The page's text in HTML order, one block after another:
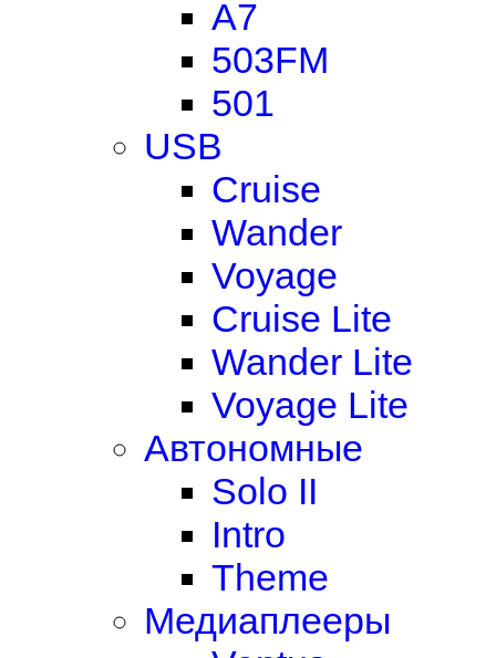
A7
503FM
501
USB
Cruise
Wander
Voyage
Cruise Lite
Wander Lite
Voyage Lite
Автономные
Solo II
Intro
Theme
Медиаплееры